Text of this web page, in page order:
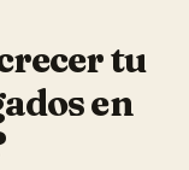
tu
en